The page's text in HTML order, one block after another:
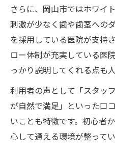
最新事情
ホワイトニング岡
秘訣
岡山で選ぶホワイ
重視する理由
しみないホワイト
イント
岡山市内の優しい
徴解説
さらに、岡山市ではホワイ
刺激が少なく歯や歯茎への
を採用している医院が支持
ロー体制が充実している医
っかり説明してくれる点も
利用者の声として「スタッ
が自然で満足」といった口
いことも特徴です。初心者
心して通える環境が整ってい